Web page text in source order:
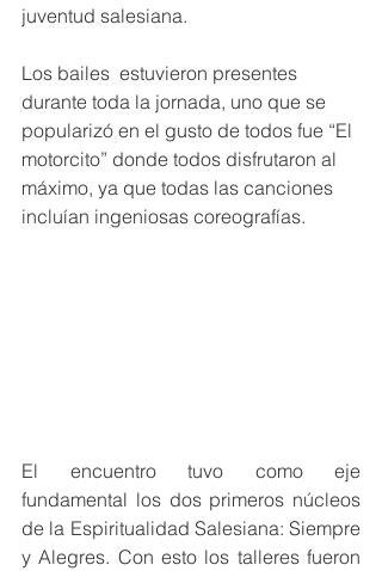
juventud salesiana.
Los bailes  estuvieron presentes
durante toda la jornada, uno que se
popularizó en el gusto de todos fue “El
motorcito” donde todos disfrutaron al
máximo, ya que todas las canciones
incluían ingeniosas coreografías.
El encuentro tuvo como eje
fundamental los dos primeros núcleos
de la Espiritualidad Salesiana: Siempre
y Alegres. Con esto los talleres fueron